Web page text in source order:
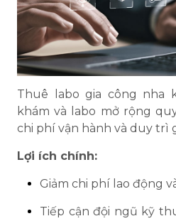
Thuê labo gia công nha
khám và labo mở rộng
chi phí vận hành và duy trì
Lợi ích chính:
Giảm chi phí lao động
Tiếp cận đội ngũ kỹ